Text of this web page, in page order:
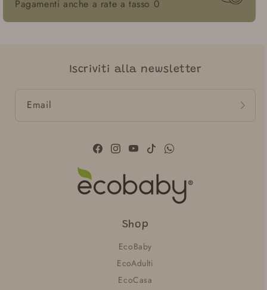
Pagamenti anche a rate a tasso 0
Shop
EcoBaby
EcoAdulti
EcoCasa
Iscriviti alla newsletter
Email
Facebook
Instagram
YouTubeTikTokWhatsApp